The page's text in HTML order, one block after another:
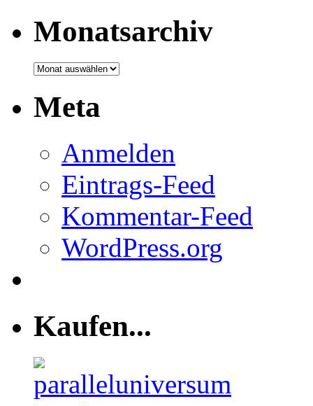
Monatsarchiv
Monatsarchiv
Meta
Anmelden
Eintrags-Feed
Kommentar-Feed
WordPress.org
Kaufen...